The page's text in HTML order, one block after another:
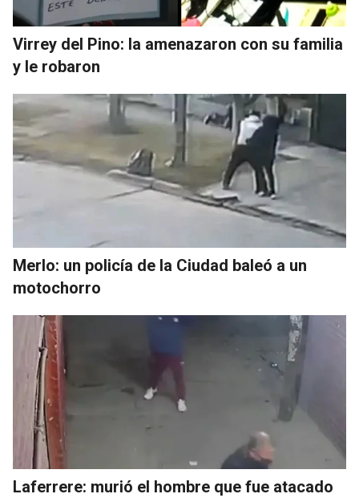
Virrey del Pino: la amenazaron con su familia
y le robaron
Merlo: un policía de la Ciudad baleó a un
motochorro
Laferrere: murió el hombre que fue atacado